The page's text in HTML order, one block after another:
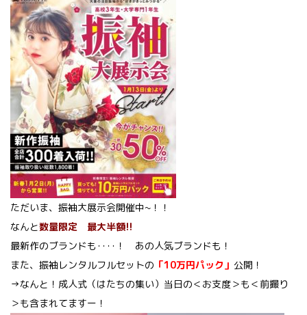
ただいま、振袖大展示会開催中~！！
なんと数量限定 最大半額!!
最新作のブランドも‥‥！ あの人気ブランドも！
また、振袖レンタルフルセットの 「10万円パック」 公開！
→なんと！成人式（はたちの集い）当日の＜お支度＞も＜前撮り
＞も含まれてますー！